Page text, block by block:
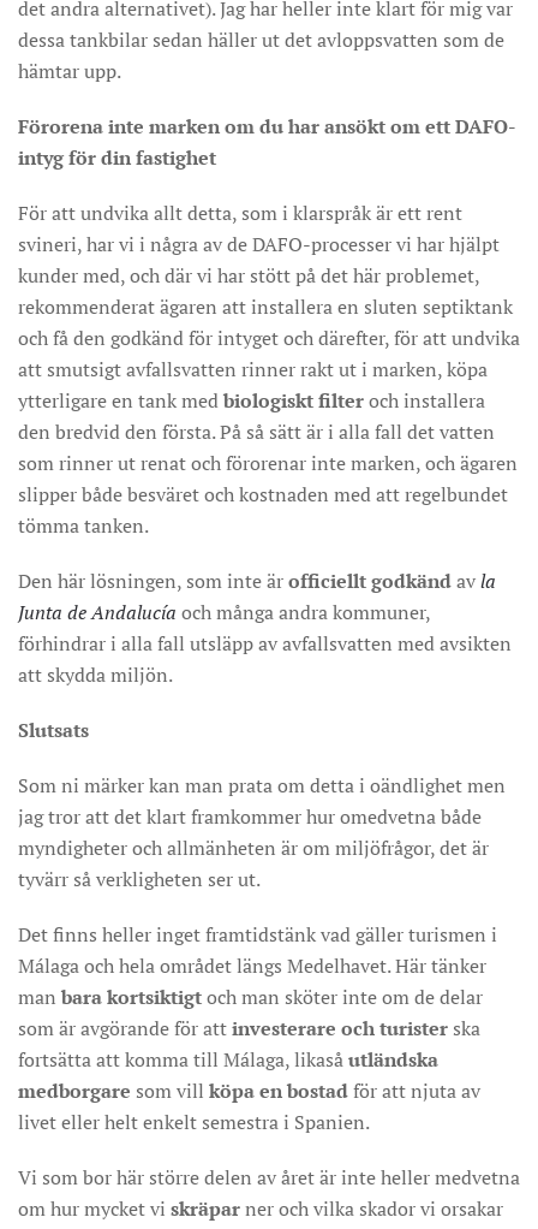
det andra alternativet). Jag har heller inte klart för mig var
dessa tankbilar sedan häller ut det avloppsvatten som de
hämtar upp.
Förorena inte marken om du har ansökt om ett DAFO-
intyg för din fastighet
För att undvika allt detta, som i klarspråk är ett rent
svineri, har vi i några av de DAFO-processer vi har hjälpt
kunder med, och där vi har stött på det här problemet,
rekommenderat ägaren att installera en sluten septiktank
och få den godkänd för intyget och därefter, för att undvika
att smutsigt avfallsvatten rinner rakt ut i marken, köpa
ytterligare en tank medbiologiskt filteroch installera
den bredvid den första. På så sätt är i alla fall det vatten
som rinner ut renat och förorenar inte marken, och ägaren
slipper både besväret och kostnaden med att regelbundet
tömma tanken.
Den här lösningen, som inte ärofficiellt godkändavla
Junta de Andalucía och många andra kommuner,
förhindrar i alla fall utsläpp av avfallsvatten med avsikten
att skydda miljön.
Slutsats
Som ni märker kan man prata om detta i oändlighet men
jag tror att det klart framkommer hur omedvetna både
myndigheter och allmänheten är om miljöfrågor, det är
tyvärr så verkligheten ser ut.
Det finns heller inget framtidstänk vad gäller turismen i
Málaga och hela området längs Medelhavet. Här tänker
man bara kortsiktigtoch man sköter inte om de delar
som är avgörande för attinvesterare och turister ska
fortsätta att komma till Málaga, likasåutländska
medborgare som vill köpa en bostadför att njuta av
livet eller helt enkelt semestra i Spanien.
Vi som bor här större delen av året är inte heller medvetna
om hur mycket vi skräparner och vilka skador vi orsakar